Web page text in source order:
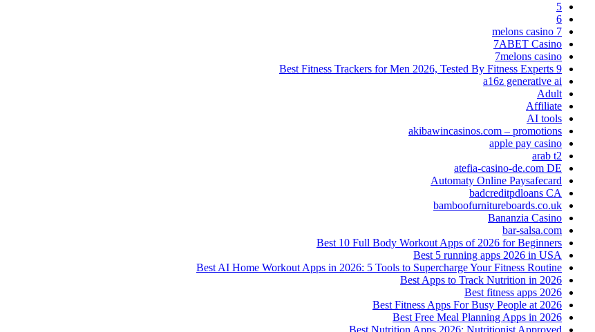
5
6
7 melons casino
7ABET Casino
7melons casino
9 Best Fitness Trackers for Men 2026, Tested By Fitness Experts
a16z generative ai
Adult
Affiliate
AI tools
akibawincasinos.com – promotions
apple pay casino
arab t2
atefia-casino-de.com DE
Automaty Online Paysafecard
badcreditpdloans CA
bamboofurnitureboards.co.uk
Bananzia Casino
bar-salsa.com
Best 10 Full Body Workout Apps of 2026 for Beginners
Best 5 running apps 2026 in USA
Best AI Home Workout Apps in 2026: 5 Tools to Supercharge Your Fitness Routine
Best Apps to Track Nutrition in 2026
Best fitness apps 2026
Best Fitness Apps For Busy People at 2026
Best Free Meal Planning Apps in 2026